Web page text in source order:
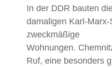
In der DDR bauten
damaligen Karl-
zweckmäßige
Wohnungen.
Ruf, eine besonders